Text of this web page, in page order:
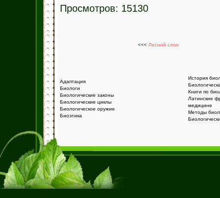
Просмотров: 15130
<<< Лесной слон
Адаптация
Биологи
Биологические законы
Биологические циклы
Биологическое оружие
Биоэтика
История
Книги по
Латинские
медицине
Методы